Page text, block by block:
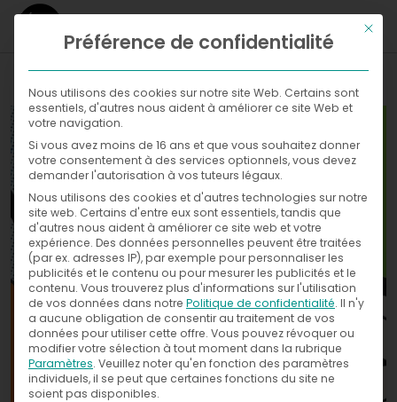
WHAT
WHERE
Galleries
Exhibitions
NOW
News
Press
WITH
WHO
CONTACT
Ce
Préférence de confidentialité
Nous utilisons des cookies sur notre site Web. Certains sont
essentiels, d'autres nous aident à améliorer ce site Web et
votre navigation.
Si vous avez moins de 16 ans et que vous souhaitez donner
votre consentement à des services optionnels, vous devez
demander l'autorisation à vos tuteurs légaux.
Nous utilisons des cookies et d'autres technologies sur notre
site web. Certains d'entre eux sont essentiels, tandis que
d'autres nous aident à améliorer ce site web et votre
expérience. Des données personnelles peuvent être traitées
(par ex. adresses IP), par exemple pour personnaliser les
publicités et le contenu ou pour mesurer les publicités et le
contenu. Vous trouverez plus d'informations sur l'utilisation
de vos données dans notre Politique de confidentialité. Il n'y
a aucune obligation de consentir au traitement de vos
données pour utiliser cette offre. Vous pouvez révoquer ou
modifier votre sélection à tout moment dans la rubrique
Paramètres. Veuillez noter qu'en fonction des paramètres
individuels, il se peut que certaines fonctions du site ne
soient pas disponibles.